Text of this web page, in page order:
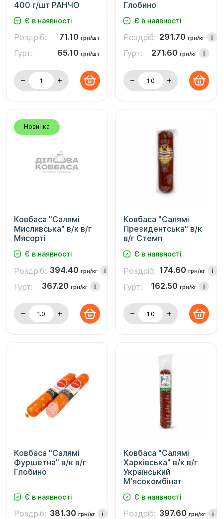
400 г/шт РАНЧО
Є в наявності
Роздріб: 71.10 грн/шт
Гурт: 65.10 грн/шт
Глобино
Є в наявності
Роздріб: 291.70 грн/кг i
Гурт: 271.60 грн/кг i
Новинка
Ковбаса "Салямі
Мисливська" в/к в/г
Мясорті
Є в наявності
Роздріб: 394.40 грн/кг i
Гурт: 367.20 грн/кг i
Ковбаса "Салямі
Президентська" в/к
в/г Стемп
Є в наявності
Роздріб: 174.60 грн/кг i
Гурт: 162.50 грн/кг i
Ковбаса "Салямі
Фуршетна" в/к в/г
Глобино
Є в наявності
Роздріб: 381.30 грн/кг i
Ковбаса "Салямі
Харківська" в/к в/г
Український
М'ясокомбінат
Є в наявності
Роздріб: 397.60 грн/кг i